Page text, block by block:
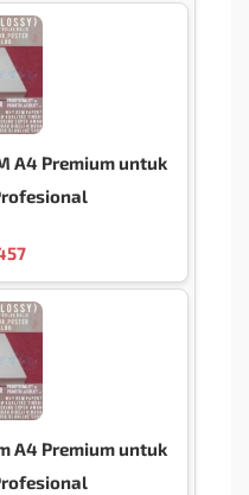
A4 Premium untuk
A4 Premium untuk